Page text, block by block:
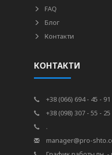
FAQ
Блог
Контакти
КОНТАКТИ
+38 (066) 694 - 45 - 91
+38 (098) 307 - 55 - 25
.
manager@pro-